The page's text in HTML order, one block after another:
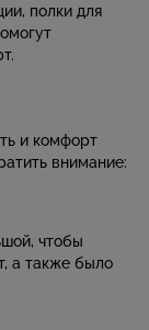
полки для
и комфорт
внимание:
чтобы
а также было